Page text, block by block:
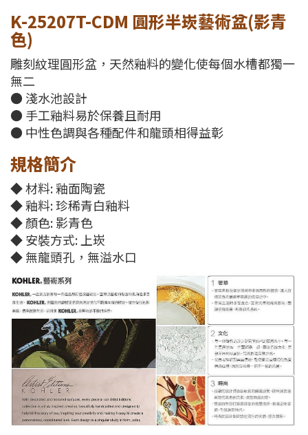
K-25207T-CDM 圓形半崁藝術盆(影青
色)
雕刻紋理圓形盆，天然釉料的變化使每個水槽都獨一
無二
● 淺水池設計
● 手工釉料易於保養且耐用
● 中性色調與各種配件和龍頭相得益彰
規格簡介
◆ 材料: 釉面陶瓷
◆ 釉料: 珍稀青白釉料
◆ 顏色: 影青色
◆ 安裝方式: 上崁
◆ 無龍頭孔，無溢水口